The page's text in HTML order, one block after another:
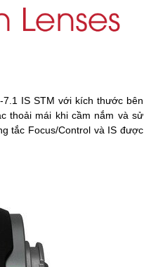
7.1 IS STM với kích thước bên
thoải mái khi cầm nắm và sử
tắc Focus/Control và IS được